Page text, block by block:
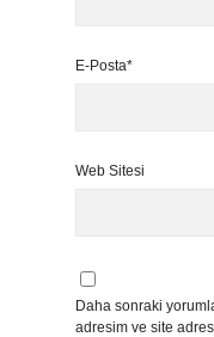
E-Posta*
Web Sitesi
Daha sonraki
adresim ve site